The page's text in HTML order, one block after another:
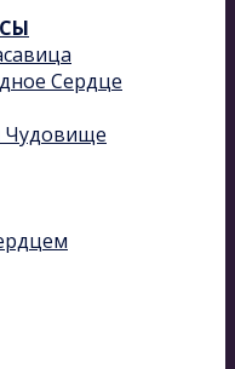
Сердце
Чудовище